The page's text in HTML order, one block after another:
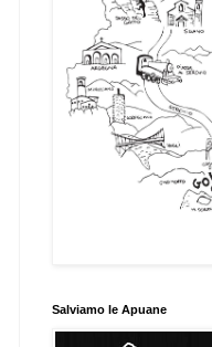
Salviamo le Apuane